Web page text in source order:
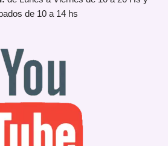
de 10 a 14 hs